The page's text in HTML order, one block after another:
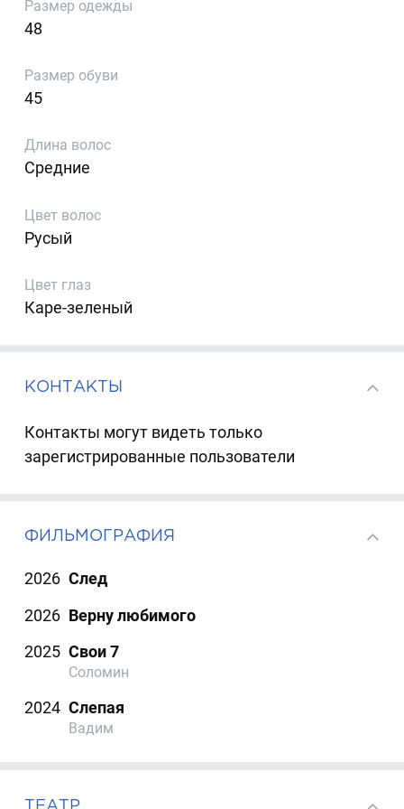
Размер одежды
48
Размер обуви
45
Длина волос
Средние
Цвет волос
Русый
Цвет глаз
Каре-зеленый
КОНТАКТЫ
Контакты могут видеть только
зарегистрированные пользователи
ФИЛЬМОГРАФИЯ
2026 След
2026 Верну любимого
2025 Свои 7
Соломин
2024 Слепая
Вадим
ТЕАТР